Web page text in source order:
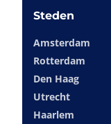
Steden
Amsterdam
Rotterdam
Den Haag
Utrecht
Haarlem